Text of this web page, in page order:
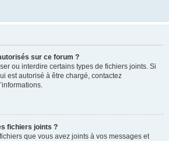
sur ce forum ?
ou interdire certains types de fichiers joints. Si
est autorisé à être chargé, contactez
fichiers joints ?
que vous avez joints à vos messages et